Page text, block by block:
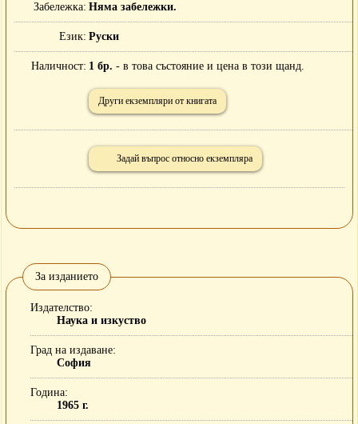
Забележка Няма забележки.
Език Руски
Наличност 1 бр. - в това състояние и цена в този щанд.
Други екземпляри от книгата
Задай въпрос относно екземпляра
За изданието
Издателство
Наука и изкуство
Град на издаване
София
Година
1965 г.